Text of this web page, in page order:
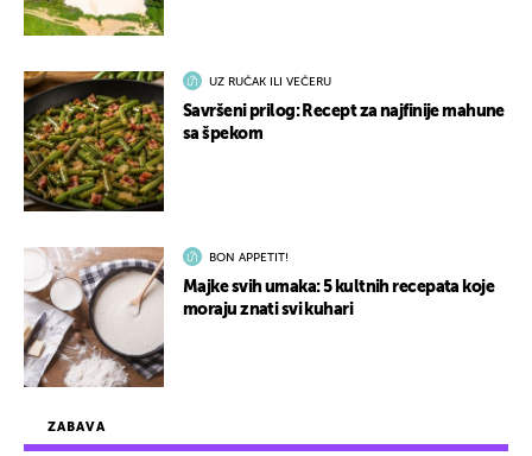
ZABAVA
UZ RUČAK ILI VEČERU
Savršeni prilog: Recept za najfinije mahune
sa špekom
BON APPETIT!
Majke svih umaka: 5 kultnih recepata koje
moraju znati svi kuhari